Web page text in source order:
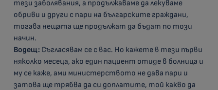
тези заболявания, а продължаваме да лекуваме
обриви и други с пари на българските граждани,
тогава нещата ще продължат да бъдат по този
начин.
Водещ: Съгласявам се с вас. Но кажете в тези първи
няколко месеца, ако един пациент отиде в болница и
му се каже, ами министерството не дава пари и
затова ще трябва да си доплатите, той какво да